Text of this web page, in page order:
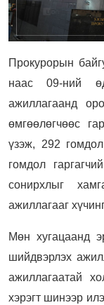
Прокурорын
наас 09-ний
ажиллагаанд
өмгөөлөгчөөс
үзэж, 292
гомдол
сонирхлыг
ажиллагааг
Мөн хугацаанд
шийдвэрлэх
ажиллагаатай
хэрэгт шинээр